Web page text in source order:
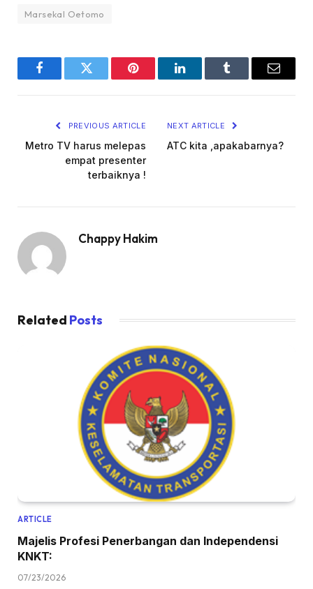
Marsekal Oetomo
FacebookTwitter Pinterest LinkedInTumblr Email
PREVIOUS ARTICLE
Metro TV harus melepas
empat presenter
terbaiknya !
NEXT ARTICLE
ATC kita ,apakabarnya?
Chappy Hakim
Related Posts
ARTICLE
Majelis Profesi Penerbangan dan Independensi
KNKT:
07/23/2026